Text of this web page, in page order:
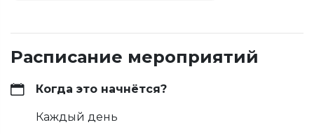
Расписание мероприятий
Когда это начнётся?
Каждый день